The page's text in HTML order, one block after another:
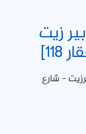
زيت
في بيرزيت - شارع